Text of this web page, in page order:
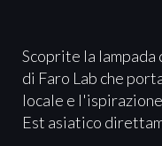
Scoprite la lampada
di Faro Lab che
locale e
Est asiatico